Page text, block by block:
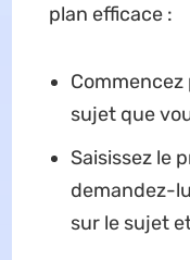
plan efficace :
Commencez
sujet que
Saisissez le
demandez-
sur le sujet